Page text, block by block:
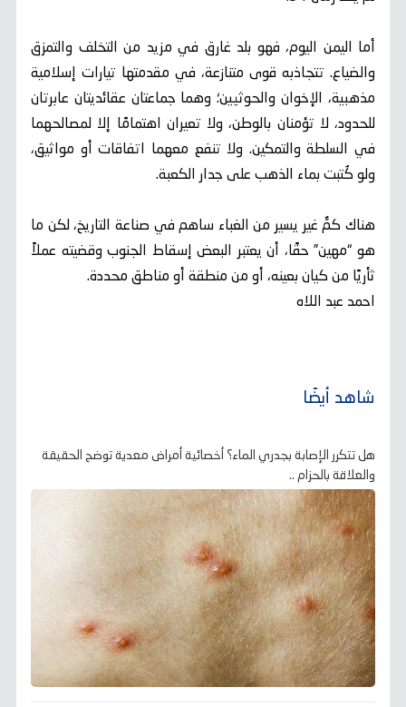
أما اليمن اليوم، فهو بلد غارق في مزيد من التخلف والتمزق
والضياع. تتجاذبه قوى متنازعة، في مقدمتها تيارات إسلامية
مذهبية، الإخوان والحوثيين؛ وهما جماعتان عقائديتان عابرتان
للحدود، لا تؤمنان بالوطن، ولا تعيران اهتمامًا إلا لمصالحهما
في السلطة والتمكين. ولا تنفع معهما اتفاقات أو مواثيق،
ولو كُتبت بماء الذهب على جدار الكعبة.
هناك كمٌّ غير يسير من الغباء ساهم في صناعة التاريخ، لكن ما
هو “مهين” حقًا، أن يعتبر البعض إسقاط الجنوب وقضيته عملاً
ثأريًا من كيان بعينه، أو من منطقة أو مناطق محددة.
احمد عبد اللاه
شاهد أيضًا
هل تتكرر الإصابة بجدري الماء؟ أخصائية أمراض معدية توضح الحقيقة
والعلاقة بالحزام ..